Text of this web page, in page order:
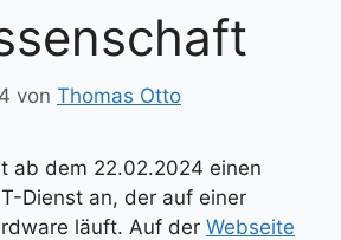
von Thomas Otto
ab dem 22.02.2024 einen
Dienst an, der auf einer
läuft. Auf der Webseite